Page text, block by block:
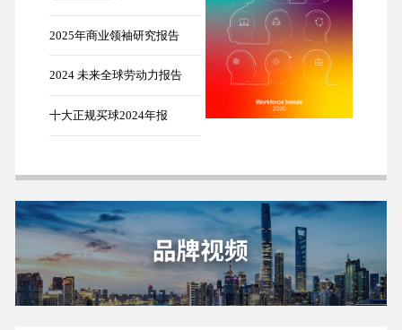
2025年商业领袖研究报告
2024 未来全球劳动力报告
十大正规买球2024年报